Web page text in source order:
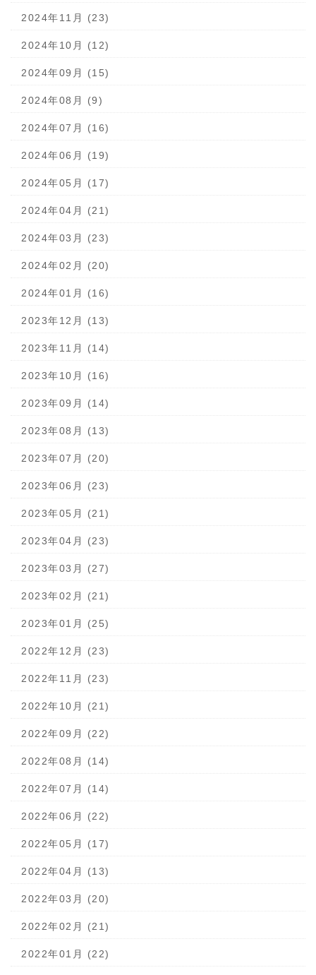
2024年11月 (23)
2024年10月 (12)
2024年09月 (15)
2024年08月 (9)
2024年07月 (16)
2024年06月 (19)
2024年05月 (17)
2024年04月 (21)
2024年03月 (23)
2024年02月 (20)
2024年01月 (16)
2023年12月 (13)
2023年11月 (14)
2023年10月 (16)
2023年09月 (14)
2023年08月 (13)
2023年07月 (20)
2023年06月 (23)
2023年05月 (21)
2023年04月 (23)
2023年03月 (27)
2023年02月 (21)
2023年01月 (25)
2022年12月 (23)
2022年11月 (23)
2022年10月 (21)
2022年09月 (22)
2022年08月 (14)
2022年07月 (14)
2022年06月 (22)
2022年05月 (17)
2022年04月 (13)
2022年03月 (20)
2022年02月 (21)
2022年01月 (22)